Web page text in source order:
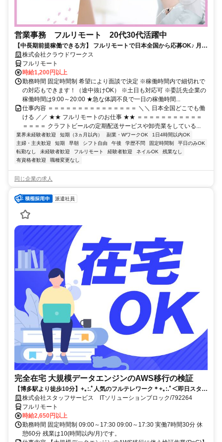
営業事務 フルリモート 20代30代活躍中
【中長期前提稼働できる方】 フルリモートで日本全国から応募OK♪ 月稼
働100時間で安定収入！
株式会社クラウドワークス
フルリモート
時給1,200円以上
勤務時間 固定時間制 希望により面談で決定 ※稼働時間内で細切れで
の対応もできます！（途中抜けOK） ※土日も対応可 ※委託先企業の
稼働時間は9:00～20:00 ★急な体調不良で一日の稼働時間...
仕事内容 ＝＝＝＝＝＝＝＝＝＝＝＝＝＝＝ ＼＼ 日本全国どこでも働
ける ／／ ★★ フルリモートのお仕事 ★★ ＝＝＝＝＝＝＝＝＝＝＝
＝＝＝＝ クラフトビールの定期配送サービスや卸売業をしている...
業界未経験者歓迎 短期（3ヵ月以内） 副業・WワークOK
1日4時間以内OK
主婦・主夫歓迎
短期 早朝 シフト自由 午後 学歴不問 固定時間制
平日のみOK
転勤なし
未経験者歓迎 フルリモート 経験者歓迎 ネイルOK
残業なし
有資格者歓迎
職種変更なし
同じ企業の求人
派遣社員
完全在宅 大規模データエンジンのAWS移行の検証
【博多駅より徒歩10分】+｡:.ﾟ人気のフルテレワーク＊+｡:.ﾟ＜即日スター
トのお仕事です！＞ご応募お待ちしております！！
株式会社スタッフサービス ITソリューションブロック/792264
フルリモート
時給2,650円以上
勤務時間 固定時間制 09:00～17:30 09:00～17:30 実働7時間30分 休
憩60分 残業は10(時間以内/月)です。